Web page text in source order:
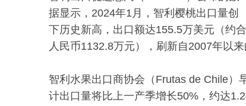
据显示，2024年1月，智利樱桃出口量创
下历史新高，出口额达155.5万美元（约合
人民币1132.8万元），刷新自2007年以来
智利水果出口商协会（Frutas de Chile）
计出口量将比上一产季增长50%，约达